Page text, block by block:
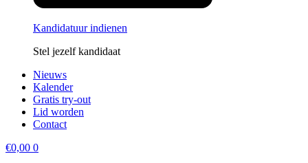
Kandidatuur indienen
Stel jezelf kandidaat
Nieuws
Kalender
Gratis try-out
Lid worden
Contact
€0,00 0